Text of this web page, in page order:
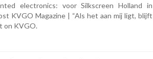
electronics: voor Silkscreen Holland in
KVGO Magazine | “Als het aan mij ligt, blijft
on KVGO.